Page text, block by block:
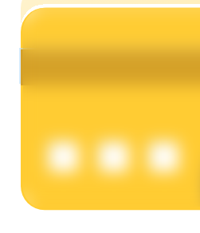
พาวเวอร์พิกกี้
การปักหลัก